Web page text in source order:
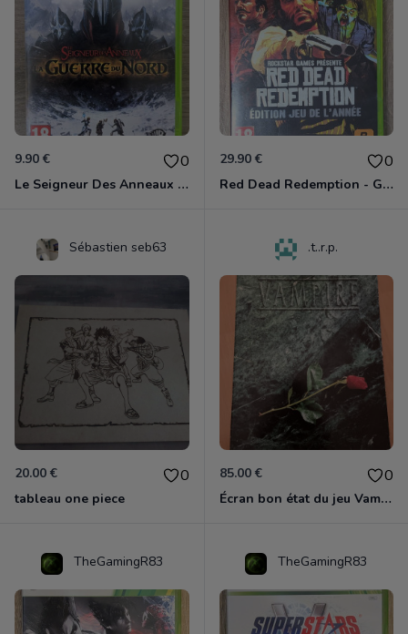
9.90 € 0
Le Seigneur Des Anneaux - La Guerre Du Nord Xbox 360
29.90 € 0
Red Dead Redemption - Game Of The Year Xbox 360
Sébastien seb63
20.00 € 0
tableau one piece
.t..r.p.
85.00 € 0
Écran bon état du jeu Vampire et livre de règles « la mascarade » état d’usage
TheGamingR83 TheGamingR83